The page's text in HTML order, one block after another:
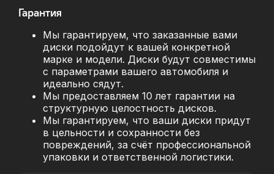
Гарантия
Мы гарантируем, что заказанные вами
диски подойдут к вашей конкретной
марке и модели. Диски будут совместимы
с параметрами вашего автомобиля и
идеально сядут.
Мы предоставляем 10 лет гарантии на
структурную целостность дисков.
Мы гарантируем, что ваши диски придут
в цельности и сохранности без
повреждений, за счёт профессиональной
упаковки и ответственной логистики.